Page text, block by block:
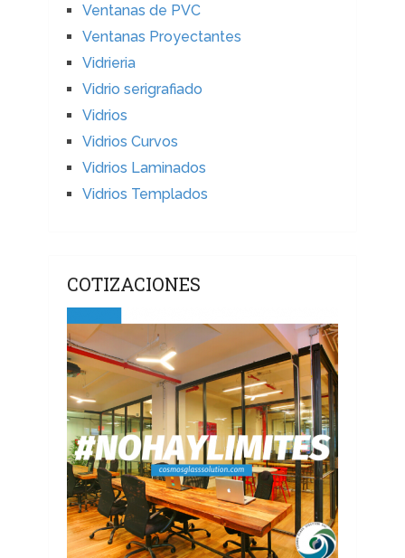
Ventanas de PVC
Ventanas Proyectantes
Vidrieria
Vidrio serigrafiado
Vidrios
Vidrios Curvos
Vidrios Laminados
Vidrios Templados
COTIZACIONES